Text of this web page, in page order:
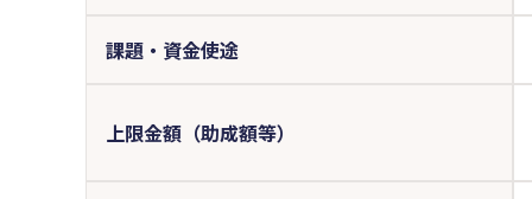
課題・資金使途
上限金額（助成額等）